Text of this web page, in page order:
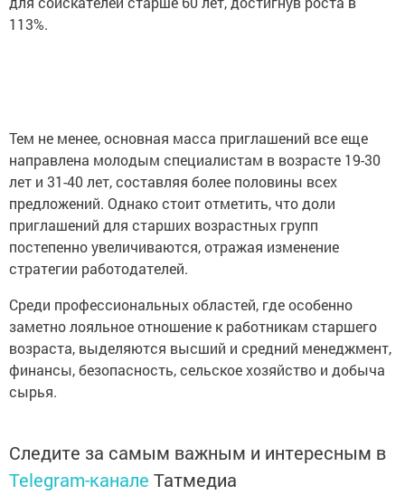
113%.
Тем не менее, основная масса приглашений все еще
направлена молодым специалистам в возрасте 19-30
лет и 31-40 лет, составляя более половины всех
предложений. Однако стоит отметить, что доли
приглашений для старших возрастных групп
постепенно увеличиваются, отражая изменение
стратегии работодателей.
Среди профессиональных областей, где особенно
заметно лояльное отношение к работникам старшего
возраста, выделяются высший и средний менеджмент,
финансы, безопасность, сельское хозяйство и добыча
сырья.
Следите за самым важным и интересным в
Telegram-канале Татмедиа